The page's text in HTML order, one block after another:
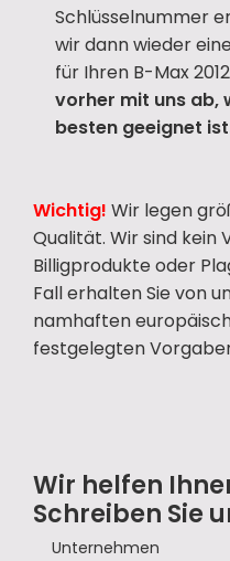
Schlüsselnummer
wir dann wieder
für Ihren B-Max
vorher mit uns ab,
besten geeignet
Wichtig! Wir legen
Qualität. Wir sind kein
Billigprodukte oder
Fall erhalten Sie von
namhaften
festgelegten
Wir helfen
Schreiben Sie
Unternehmen